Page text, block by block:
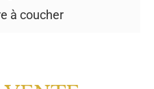
à coucher